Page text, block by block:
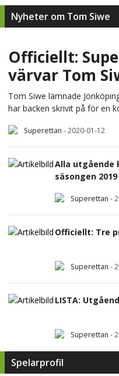
Nyheter om Tom Siwe
Officiellt:
värvar Tom
Tom Siwe lämnade
har backen skrivit på för en
Superettan -2020-01-12
Alla utgående
säsongen 2019
Superettan -
Officiellt: Tre
Superettan -
LISTA:
Superettan -
Spelarprofil